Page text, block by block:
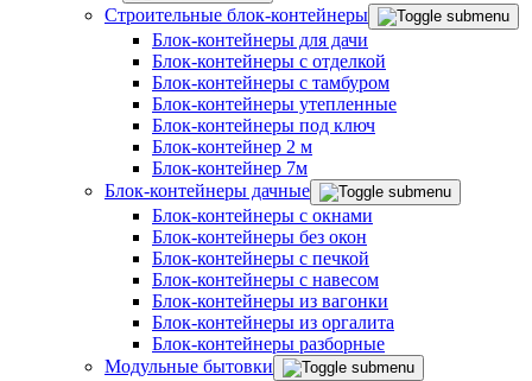
Строительные блок-контейнеры
Блок-контейнеры для дачи
Блок-контейнеры с отделкой
Блок-контейнеры с тамбуром
Блок-контейнеры утепленные
Блок-контейнеры под ключ
Блок-контейнер 2 м
Блок-контейнер 7м
Блок-контейнеры дачные
Блок-контейнеры с окнами
Блок-контейнеры без окон
Блок-контейнеры с печкой
Блок-контейнеры с навесом
Блок-контейнеры из вагонки
Блок-контейнеры из оргалита
Блок-контейнеры разборные
Модульные бытовки